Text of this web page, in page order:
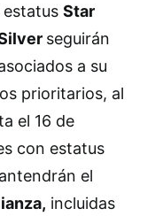
Star
seguirán
a su
prioritarios, al
el 16 de
con estatus
el
incluidas